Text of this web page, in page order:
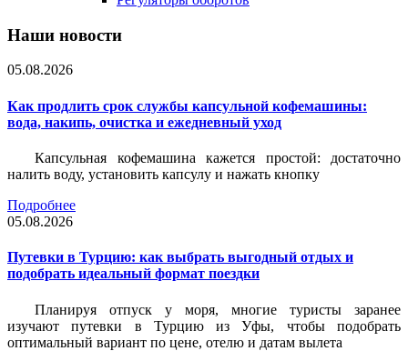
Наши новости
05.08.2026
Как продлить срок службы капсульной кофемашины:
вода, накипь, очистка и ежедневный уход
Капсульная кофемашина кажется простой: достаточно
налить воду, установить капсулу и нажать кнопку
Подробнее
05.08.2026
Путевки в Турцию: как выбрать выгодный отдых и
подобрать идеальный формат поездки
Планируя отпуск у моря, многие туристы заранее
изучают путевки в Турцию из Уфы, чтобы подобрать
оптимальный вариант по цене, отелю и датам вылета